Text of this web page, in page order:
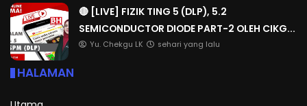
🔴 [LIVE] FIZIK TING 5 (DLP), 5.2
SEMICONDUCTOR DIODE PART-2 OLEH CIKG...
Yu. Chekgu LK sehari yang lalu
HALAMAN